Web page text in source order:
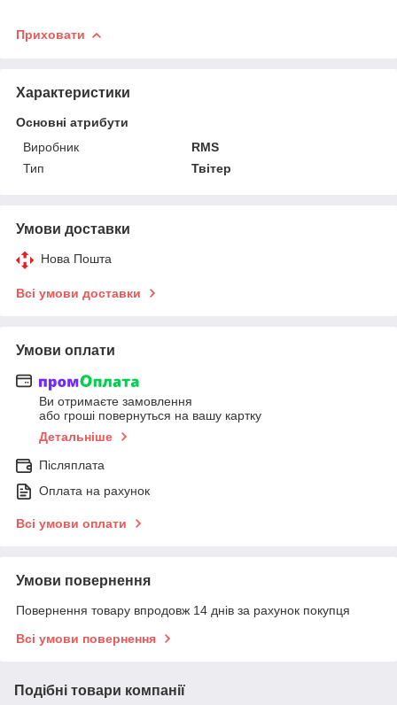
Приховати
Характеристики
Основні атрибути
Виробник
RMS
Тип
Твітер
Умови доставки
Нова Пошта
Всі умови доставки
Умови оплати
Ви отримаєте замовлення
або гроші повернуться на вашу картку
Детальніше
Післяплата
Оплата на рахунок
Всі умови оплати
Умови повернення
Повернення товару впродовж 14 днів за рахунок покупця
Всі умови повернення
Подібні товари компанії